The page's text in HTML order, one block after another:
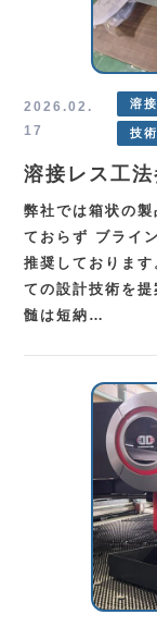
2026.02.
17
溶
技
溶接レス工法
弊社では箱状の
ておらず ブライ
推奨しておりま
ての設計技術を
髄は短納…